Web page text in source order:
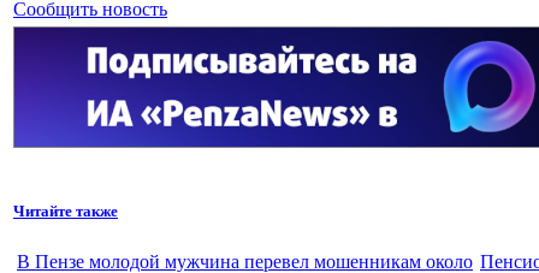
Сообщить новость
Читайте также
В Пензе молодой мужчина перевел мошенникам около